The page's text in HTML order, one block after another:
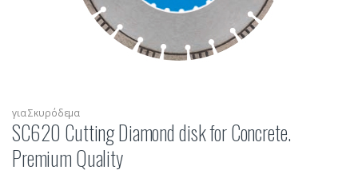
για Σκυρόδεμα
SC620 Cutting Diamond disk for Concrete.
Premium Quality